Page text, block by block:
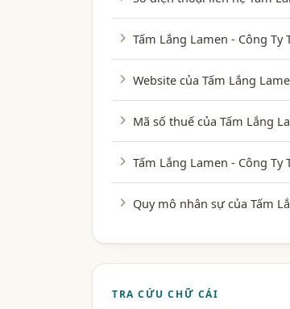
Tấm Lắng Lamen - Công
Website của Tấm Lắng
Mã số thuế của Tấm Lắng
Tấm Lắng Lamen - Công Ty
Quy mô nhân sự của Tấm
TRA CỨU CHỮ CÁI